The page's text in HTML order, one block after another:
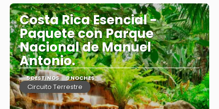
Costa Rica Esencial -
Paquete con Parque
Nacional de Manuel
Antonio.
5 DESTINOS 9 NOCHES
Circuito Terrestre